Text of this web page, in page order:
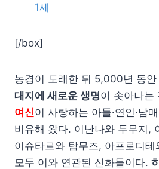
1세
[/box]
농경이 도래한 뒤 5,000년 동안
대지에 새로운 생명이 솟아나는
여신이 사랑하는 아들·연인·남
비유해 왔다. 이난나와 두무지,
이슈타르와 탐무즈, 아프로디
모두 이와 연관된 신화들이다.